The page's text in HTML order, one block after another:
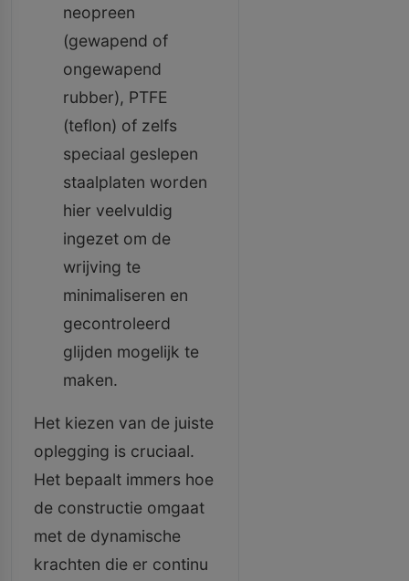
neopreen
(gewapend of
ongewapend
rubber), PTFE
(teflon) of zelfs
speciaal geslepen
staalplaten worden
hier veelvuldig
ingezet om de
wrijving te
minimaliseren en
gecontroleerd
glijden mogelijk te
maken.
Het kiezen van de juiste
oplegging is cruciaal.
Het bepaalt immers hoe
de constructie omgaat
met de dynamische
krachten die er continu